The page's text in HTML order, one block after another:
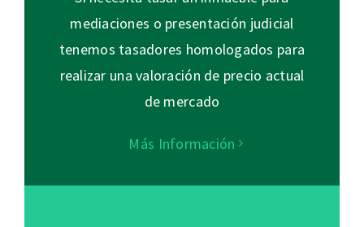
mediaciones o presentación judicial
tenemos tasadores homologados para
realizar una valoración de precio actual
de mercado
Más Información